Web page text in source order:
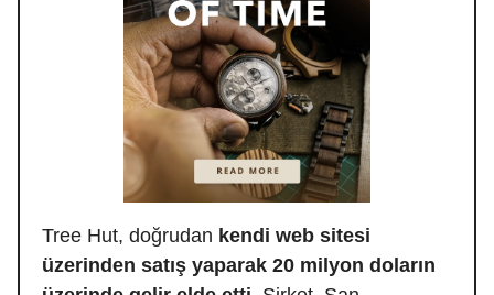
Tree Hut, doğrudan kendi web sitesi
üzerinden satış yaparak 20 milyon doların